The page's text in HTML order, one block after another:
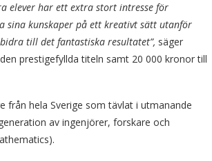
elever har ett extra stort intresse för
sina kunskaper på ett kreativt sätt utanför
till det fantastiska resultatet”, säger
prestigefyllda titeln samt 20 000 kronor till
från hela Sverige som tävlat i utmanande
av ingenjörer, forskare och